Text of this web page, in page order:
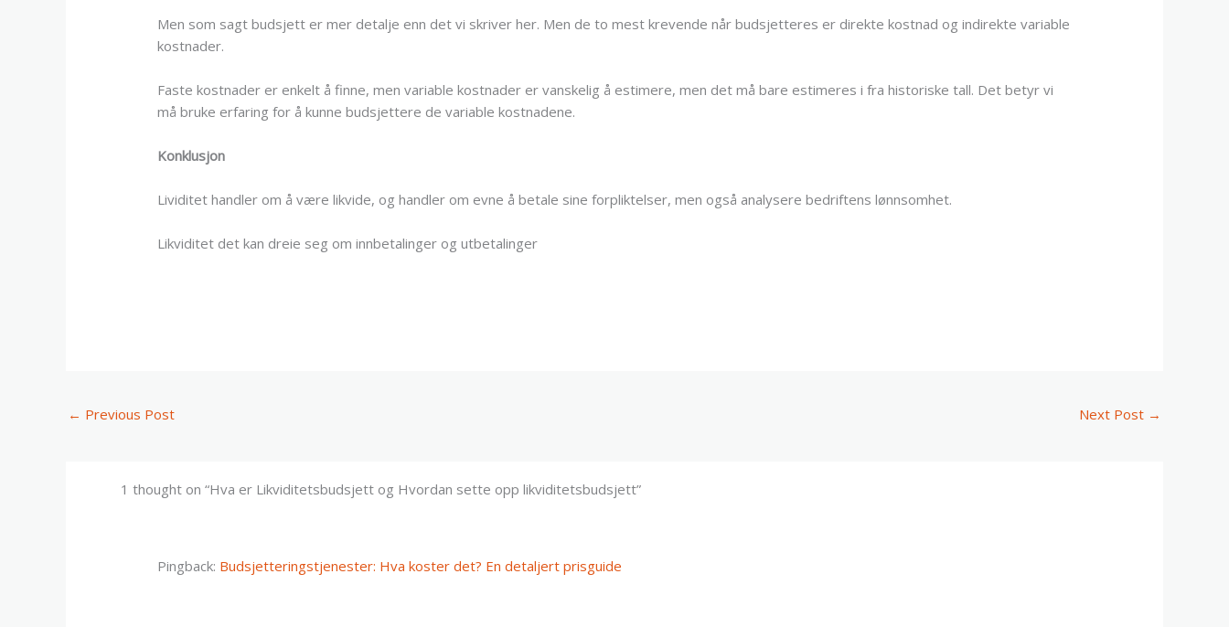
Men som sagt budsjett er mer detalje enn det vi skriver her. Men de to mest krevende når budsjetteres er direkte kostnad og indirekte variable
kostnader.
Faste kostnader er enkelt å finne, men variable kostnader er vanskelig å estimere, men det må bare estimeres i fra historiske tall. Det betyr vi
må bruke erfaring for å kunne budsjettere de variable kostnadene.
Konklusjon
Lividitet handler om å være likvide, og handler om evne å betale sine forpliktelser, men også analysere bedriftens lønnsomhet.
Likviditet det kan dreie seg om innbetalinger og utbetalinger
← Previous Post Next Post →
1 thought on “Hva er Likviditetsbudsjett og Hvordan sette opp likviditetsbudsjett”
Pingback: Budsjetteringstjenester: Hva koster det? En detaljert prisguide